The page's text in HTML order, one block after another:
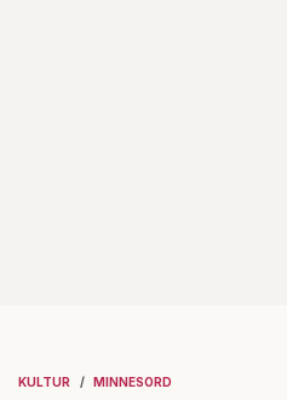
KULTUR MINNESORD